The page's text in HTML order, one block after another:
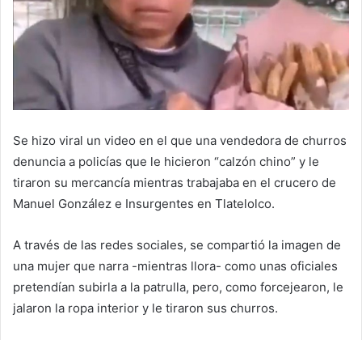
Se hizo viral un video en el que una vendedora de churros
denuncia a policías que le hicieron “calzón chino” y le
tiraron su mercancía mientras trabajaba en el crucero de
Manuel González e Insurgentes en Tlatelolco.
A través de las redes sociales, se compartió la imagen de
una mujer que narra -mientras llora- como unas oficiales
pretendían subirla a la patrulla, pero, como forcejearon, le
jalaron la ropa interior y le tiraron sus churros.